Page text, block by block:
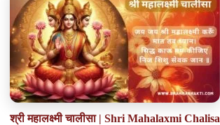
श्री महालक्ष्मी चालीसा | Shri Mahalaxmi Chalisa